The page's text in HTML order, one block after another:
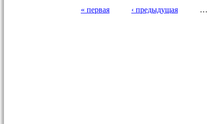
« первая ‹ предыдущая …